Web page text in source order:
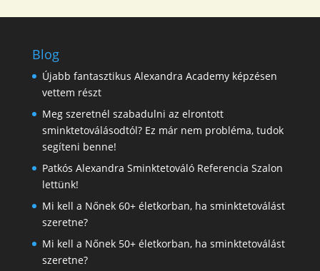
Blog
Újabb fantasztikus Alexandra Academy képzésen
vettem részt
Meg szeretnél szabadulni az elrontott
sminktetoválásodtól? Ez már nem probléma, tudok
segíteni benne!
Patkós Alexandra Sminktetováló Referencia Szalon
lettünk!
Mi kell a Nőnek 60+ életkorban, ha sminktetoválást
szeretne?
Mi kell a Nőnek 50+ életkorban, ha sminktetoválást
szeretne?